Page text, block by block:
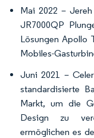
Mai 2022 –
JR7000QP
Lösungen Apollo
Mobiles-
Juni 2021 –
standardisierte
Markt, um die
Design zu
ermöglichen es